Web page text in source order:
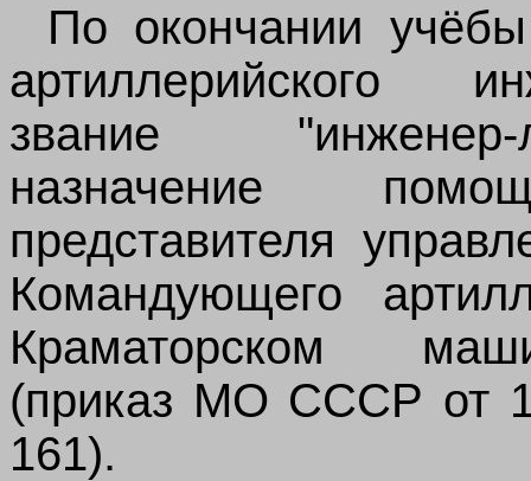
По окончании
артиллерийского
звание
назначение
представителя
Командующего
Краматорском
(приказ МО СССР от
161).